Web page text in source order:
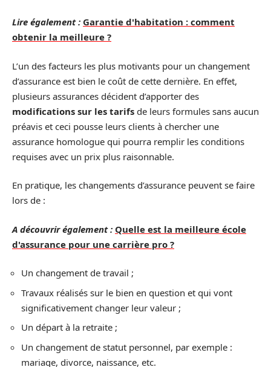
Lire également : Garantie d'habitation : comment
obtenir la meilleure ?
L’un des facteurs les plus motivants pour un changement
d’assurance est bien le coût de cette dernière. En effet,
plusieurs assurances décident d’apporter des
modifications sur les tarifs de leurs formules sans aucun
préavis et ceci pousse leurs clients à chercher une
assurance homologue qui pourra remplir les conditions
requises avec un prix plus raisonnable.
En pratique, les changements d’assurance peuvent se faire
lors de :
A découvrir également : Quelle est la meilleure école
d'assurance pour une carrière pro ?
Un changement de travail ;
Travaux réalisés sur le bien en question et qui vont
significativement changer leur valeur ;
Un départ à la retraite ;
Un changement de statut personnel, par exemple :
mariage, divorce, naissance, etc.